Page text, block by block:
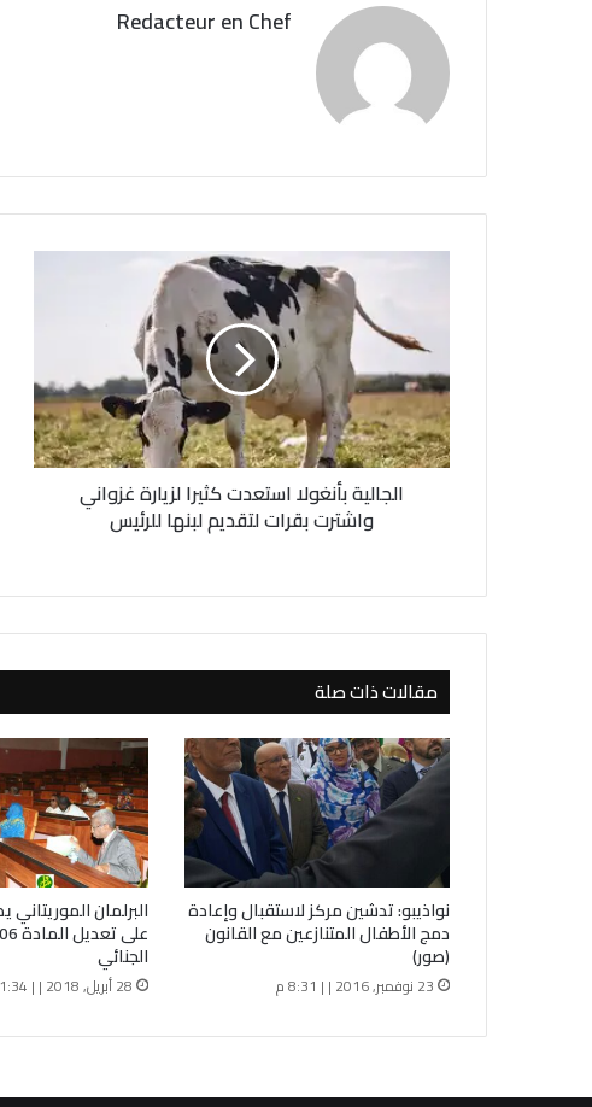
Redacteur en Chef
ي
ة
ب
أ
ا
س
ت
د
ت
ك
ل
ز
ي
ا
ر
و
الجالية بأنغولا استعدت كثيرا لزيارة غزواني
واشترت بقرات لتقديم لبنها للرئيس
مقالات ذات صلة
نواذيبو: تدشين مركز لاستقبال وإعادة
دمج الأطفال المتنازعين مع القانون
(صور)
23 نوفمبر, 2016 | | 8:31 م
البرلمان
الجنائي
28 أبريل, 2018 | | 1:34 ص